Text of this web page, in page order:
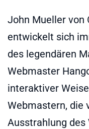
John Mueller von
entwickelt sich
des legendären
Webmaster
interaktiver
Webmastern, die
Ausstrahlung